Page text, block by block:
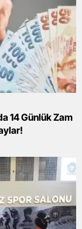
14 Günlük Zam